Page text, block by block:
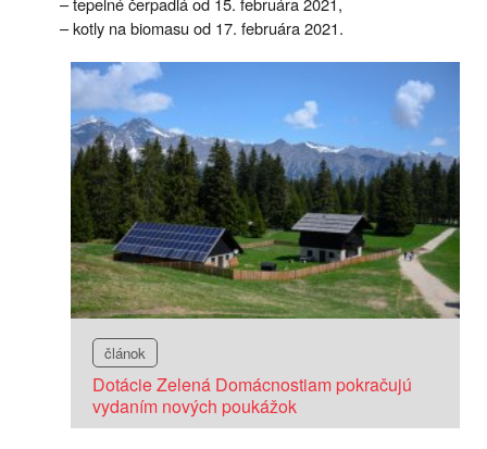
– kotly na biomasu od 17. februára 2021.
článok
Dotácie Zelená Domácnostiam pokračujú
vydaním nových poukážok